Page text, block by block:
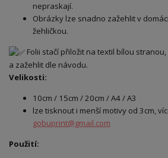
nepraskají.
Obrázky lze snadno zažehlit v
žehličkou.
Folii stačí přiložit na textil bílou
a zažehlit dle návodu.
Velikosti:
10cm / 15cm / 20cm / A4 / A3
lze tisknout i menší motivy od 3cm,
gobuprint@gmail.com
Použití: